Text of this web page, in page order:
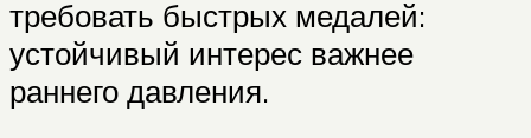
требовать быстрых медалей:
устойчивый интерес важнее
раннего давления.